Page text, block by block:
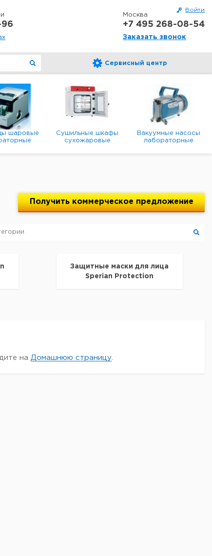
Войти
Москва
+7 495 268-08-54
Заказать звонок
Сервисный центр
шаровые
Сушильные шкафы
сухожаровые
Вакуумные насосы
лабораторные
мембранные
Получить коммерческое предложение
Защитные маски для лица
Sperian Protection
на Домашнюю страницу